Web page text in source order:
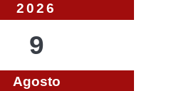
2026
9
Agosto